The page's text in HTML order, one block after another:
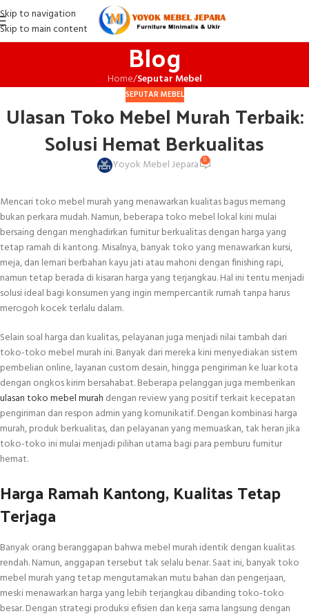
Skip to navigation
Skip to main content
Blog
Home/Seputar Mebel
SEPUTAR MEBEL
Ulasan Toko Mebel Murah Terbaik:
Solusi Hemat Berkualitas
Yoyok Mebel Jepara 0
Mencari toko mebel murah yang menawarkan kualitas bagus memang
bukan perkara mudah. Namun, beberapa toko mebel lokal kini mulai
bersaing dengan menghadirkan furnitur berkualitas dengan harga yang
tetap ramah di kantong. Misalnya, banyak toko yang menawarkan kursi,
meja, dan lemari berbahan kayu jati atau mahoni dengan finishing rapi,
namun tetap berada di kisaran harga yang terjangkau. Hal ini tentu menjadi
solusi ideal bagi konsumen yang ingin mempercantik rumah tanpa harus
merogoh kocek terlalu dalam.
Selain soal harga dan kualitas, pelayanan juga menjadi nilai tambah dari
toko-toko mebel murah ini. Banyak dari mereka kini menyediakan sistem
pembelian online, layanan custom desain, hingga pengiriman ke luar kota
dengan ongkos kirim bersahabat. Beberapa pelanggan juga memberikan
ulasan toko mebel murah dengan review yang positif terkait kecepatan
pengiriman dan respon admin yang komunikatif. Dengan kombinasi harga
murah, produk berkualitas, dan pelayanan yang memuaskan, tak heran jika
toko-toko ini mulai menjadi pilihan utama bagi para pemburu furnitur
hemat.
Harga Ramah Kantong, Kualitas Tetap
Terjaga
Banyak orang beranggapan bahwa mebel murah identik dengan kualitas
rendah. Namun, anggapan tersebut tak selalu benar. Saat ini, banyak toko
mebel murah yang tetap mengutamakan mutu bahan dan pengerjaan,
meski menawarkan harga yang lebih terjangkau dibanding toko-toko
besar. Dengan strategi produksi efisien dan kerja sama langsung dengan